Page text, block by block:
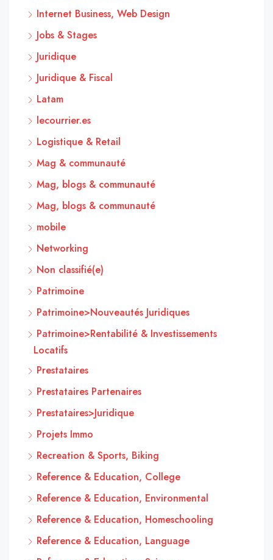
Internet Business, Web Design
Jobs & Stages
Juridique
Juridique & Fiscal
Latam
lecourrier.es
Logistique & Retail
Mag & communauté
Mag, blogs & communauté
Mag, blogs & communauté
mobile
Networking
Non classifié(e)
Patrimoine
Patrimoine>Nouveautés Juridiques
Patrimoine>Rentabilité & Investissements
Locatifs
Prestataires
Prestataires Partenaires
Prestataires>Juridique
Projets Immo
Recreation & Sports, Biking
Reference & Education, College
Reference & Education, Environmental
Reference & Education, Homeschooling
Reference & Education, Language